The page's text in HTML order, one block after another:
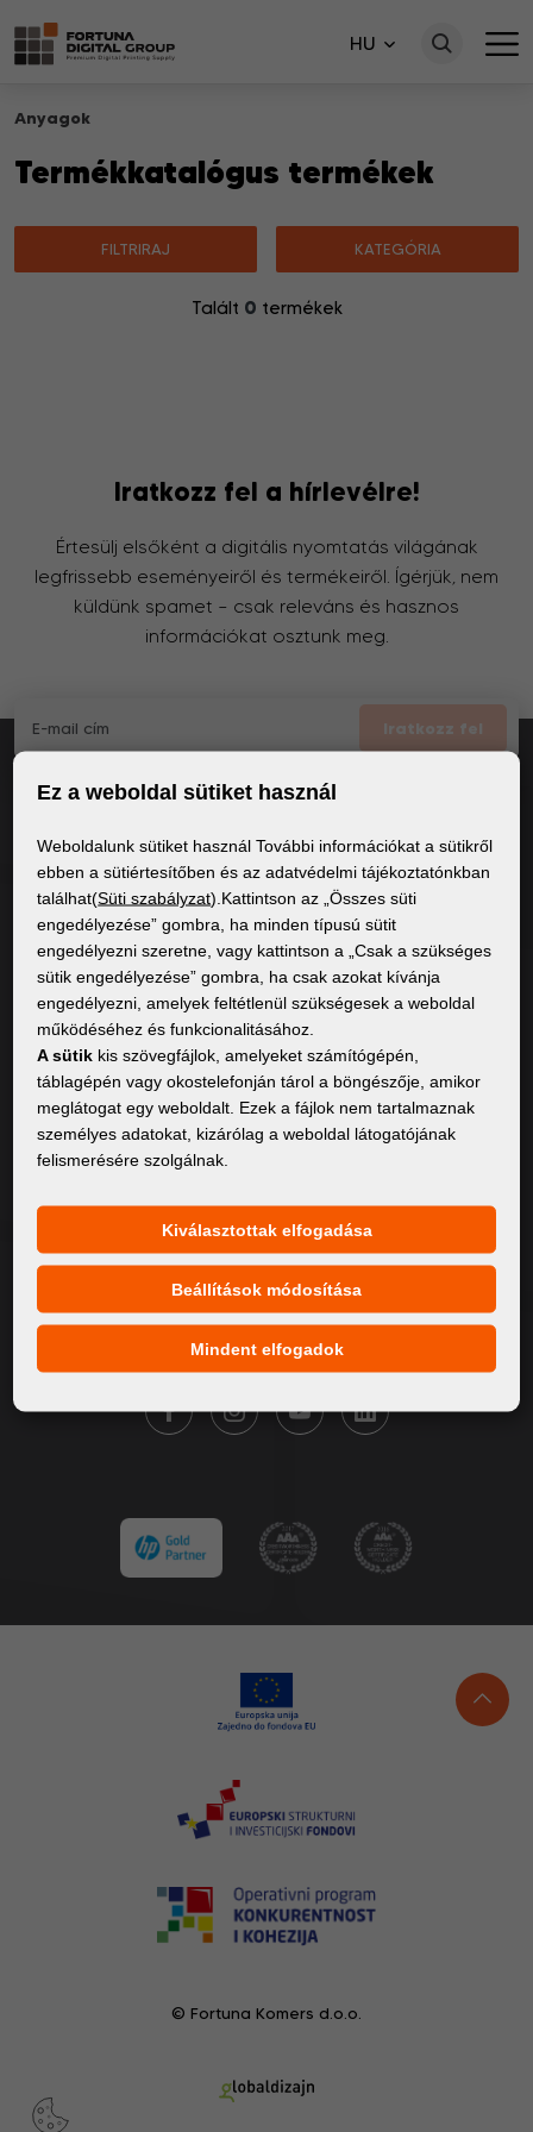
HU
Anyagok
Termékkatalógus termékek
FILTRIRAJ KATEGÓRIA
Talált 0 termékek
Iratkozz fel a hírlevélre!
Értesülj elsőként a digitális nyomtatás világának
legfrissebb eseményeiről és termékeiről. Ígérjük, nem
küldünk spamet – csak releváns és hasznos
információkat osztunk meg.
Iratkozz fel
Elfogadoma GDPR általános feltételei
ÁLTALÁNOS INFORMÁCIÓK
Adatvédelmi irányelvek
Sütiszabályzat
TARTALOM
Rólunk
Termékek
Márkáink
Kapcsolat
KÖVESSE A FORTUNA DIGITAL GROUP
© Fortuna Komers d.o.o.
Ez a weboldal sütiket használ
Weboldalunk sütiket használ További információkat a sütikről
ebben a sütiértesítőben és az adatvédelmi tájékoztatónkban
találhat(Süti szabályzat).Kattintson az „Összes süti
engedélyezése” gombra, ha minden típusú sütit
engedélyezni szeretne, vagy kattintson a „Csak a szükséges
sütik engedélyezése” gombra, ha csak azokat kívánja
engedélyezni, amelyek feltétlenül szükségesek a weboldal
működéséhez és funkcionalitásához.
A sütik kis szövegfájlok, amelyeket számítógépén,
táblagépén vagy okostelefonján tárol a böngészője, amikor
meglátogat egy weboldalt. Ezek a fájlok nem tartalmaznak
személyes adatokat, kizárólag a weboldal látogatójának
felismerésére szolgálnak.
Kiválasztottak elfogadása
Beállítások módosítása
Mindent elfogadok